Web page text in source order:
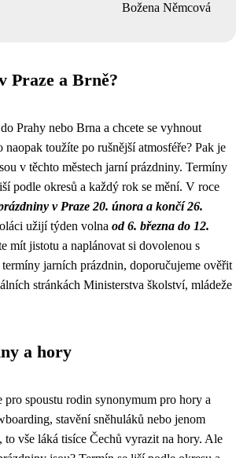
Božena Němcová
Praze a Brně?
Prahy nebo Brna a chcete se vyhnout
naopak toužíte po rušnější atmosféře? Pak je
v těchto městech jarní prázdniny. Termíny
podle okresů a každý rok se mění. V roce
v Praze 20. února a končí 26.
užijí týden volna od 6. března do 12.
mít jistotu a naplánovat si dovolenou s
jarních prázdnin, doporučujeme ověřit
stránkách Ministerstva školství, mládeže
a hory
pro spoustu rodin synonymum pro hory a
stavění sněhuláků nebo jenom
to vše láká tisíce Čechů vyrazit na hory. Ale